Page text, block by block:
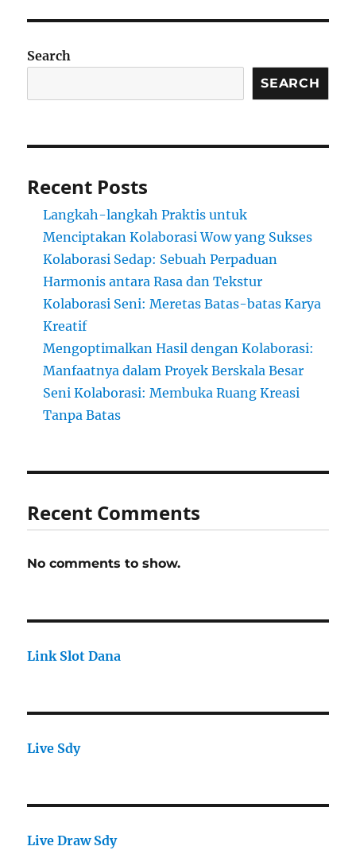
Search
SEARCH
Recent Posts
Langkah-langkah Praktis untuk
Menciptakan Kolaborasi Wow yang Sukses
Kolaborasi Sedap: Sebuah Perpaduan
Harmonis antara Rasa dan Tekstur
Kolaborasi Seni: Meretas Batas-batas Karya
Kreatif
Mengoptimalkan Hasil dengan Kolaborasi:
Manfaatnya dalam Proyek Berskala Besar
Seni Kolaborasi: Membuka Ruang Kreasi
Tanpa Batas
Recent Comments
No comments to show.
Link Slot Dana
Live Sdy
Live Draw Sdy